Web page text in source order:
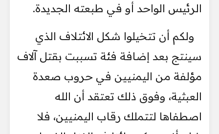
الرئيس الواحد أو في طبعته الجديدة.
ولكم أن تتخيلوا شكل الائتلاف الذي
سينتج بعد إضافة فئة تسببت بقتل آلاف
مؤلفة من اليمنيين في حروب صعدة
العبثية، وفوق ذلك تعتقد أن الله
اصطفاها لتتملك رقاب اليمنيين، فلا